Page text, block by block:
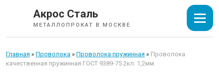
Акрос Сталь
МЕТАЛЛОПРОКАТ В МОСКВЕ
Главная » Проволока » Проволока пружинная » Проволока
качественная пружинная ГОСТ 9389-75 2кл. 1,2мм.